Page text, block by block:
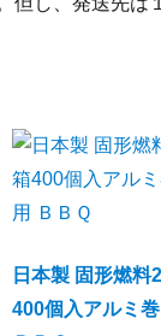
日本製 固形燃料
400個入アルミ